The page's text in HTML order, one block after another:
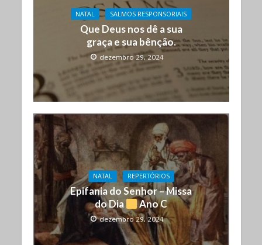
NATAL SALMOS RESPONSORIAIS
Que Deus nos dê a sua
graça e sua bênção.
dezembro 29, 2024
NATAL REPERTÓRIOS
Epifania do Senhor – Missa
do Dia
Ano C
dezembro 29, 2024